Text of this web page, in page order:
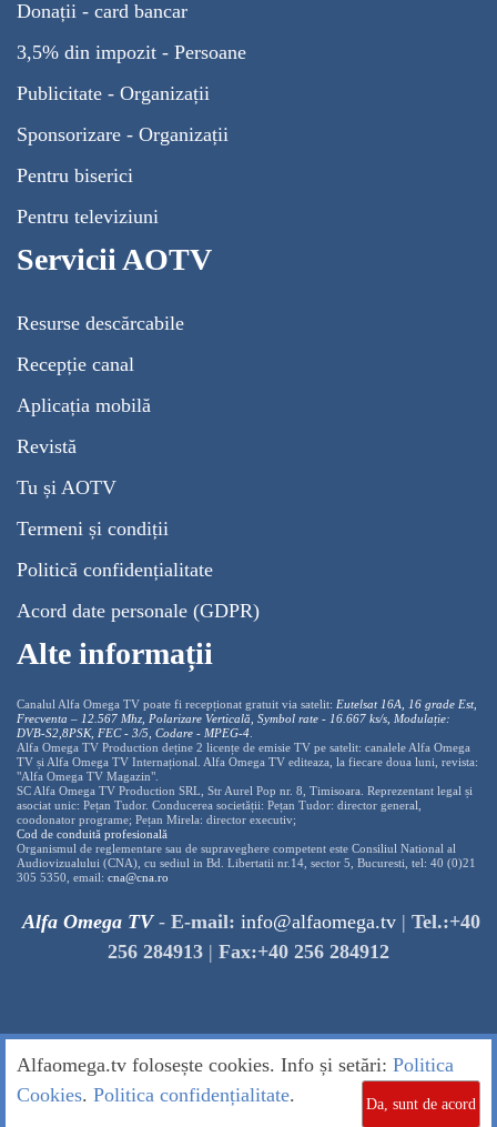
Donații - card bancar
3,5% din impozit - Persoane
Publicitate - Organizații
Sponsorizare - Organizații
Pentru biserici
Pentru televiziuni
Servicii AOTV
Resurse descărcabile
Recepție canal
Aplicația mobilă
Revistă
Tu și AOTV
Termeni și condiții
Politică confidențialitate
Acord date personale (GDPR)
Alte informații
Canalul Alfa Omega TV poate fi recepționat gratuit via satelit: Eutelsat 16A, 16 grade Est,
Frecventa – 12.567 Mhz, Polarizare Verticală, Symbol rate - 16.667 ks/s, Modulație:
DVB-S2,8PSK, FEC - 3/5, Codare - MPEG-4
Alfa Omega TV Production deține 2 licențe de emisie TV pe satelit: canalele Alfa Omega
TV și Alfa Omega TV Internațional. Alfa Omega TV editeaza, la fiecare doua luni, revista:
"Alfa Omega TV Magazin".
SC Alfa Omega TV Production SRL, Str Aurel Pop nr. 8, Timisoara. Reprezentant legal și
asociat unic: Pețan Tudor. Conducerea societății: Pețan Tudor: director general,
coodonator programe; Pețan Mirela: director executiv;
Cod de conduită profesională
Organismul de reglementare sau de supraveghere competent este Consiliul National al
Audiovizualului (CNA), cu sediul in Bd. Libertatii nr.14, sector 5, Bucuresti, tel: 40 (0)21
305 5350, email: cna@cna.ro
Alfa Omega TV- E-mail: info@alfaomega.tv | Tel.:+40
256 284913 | Fax:+40 256 284912
Alfaomega.tv folosește cookies. Info și setări: Politica
Cookies. Politica confidențialitate. Da, sunt de acord